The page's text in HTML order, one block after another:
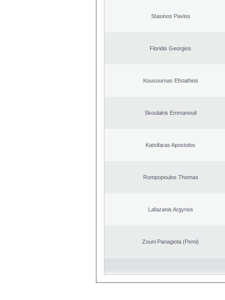
Stasinos Pavlos
Floridis Georgios
Kousournas Efstathios
Skoulakis Emmanouil
Katsifaras Apostolos
Rompopoulos Thomas
Lafazanis Argyrios
Zouni Panagiota (Pemi)